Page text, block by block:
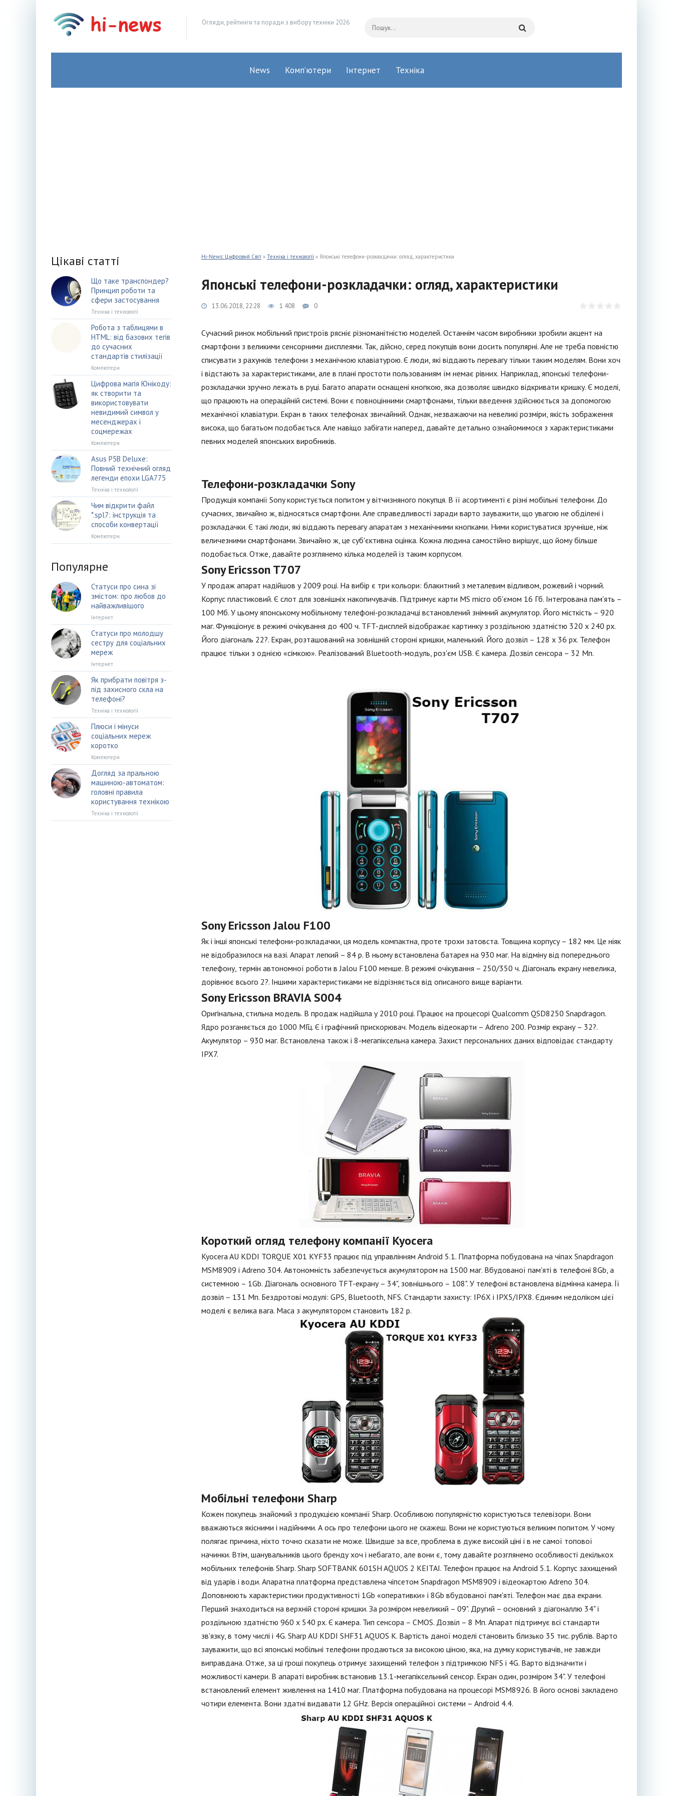
Огляди, рейтинги та поради з вибору техніки 2026
News Комп’ютери Інтернет Техніка
Hi-News: Цифровий Світ » Техніка і технології » Японські телефони-розкладачки: огляд, характеристики
Японські телефони-розкладачки: огляд, характеристики
13.06.2018, 22:28 1 408 0
Сучасний ринок мобільний пристроїв рясніє різноманітністю моделей. Останнім часом виробники зробили акцент на
смартфони з великими сенсорними дисплеями. Так, дійсно, серед покупців вони досить популярні. Але не треба повністю
списувати з рахунків телефони з механічною клавіатурою. Є люди, які віддають перевагу тільки таким моделям. Вони хоч
і відстають за характеристиками, але в плані простоти пользованиям їм немає рівних. Наприклад, японські телефони-
розкладачки зручно лежать в руці. Багато апарати оснащені кнопкою, яка дозволяє швидко відкривати кришку. Є моделі,
що працюють на операційній системі. Вони є повноцінними смартфонами, тільки введення здійснюється за допомогою
механічної клавіатури. Екран в таких телефонах звичайний. Однак, незважаючи на невеликі розміри, якість зображення
висока, що багатьом подобається. Але навіщо забігати наперед, давайте детально ознайомимося з характеристиками
певних моделей японських виробників.
Телефони-розкладачки Sony
Продукція компанії Sony користується попитом у вітчизняного покупця. В її асортименті є різні мобільні телефони. До
сучасних, звичайно ж, відносяться смартфони. Але справедливості заради варто зауважити, що увагою не обділені і
розкладачки. Є такі люди, які віддають перевагу апаратам з механічними кнопками. Ними користуватися зручніше, ніж
величезними смартфонами. Звичайно ж, це суб'єктивна оцінка. Кожна людина самостійно вирішує, що йому більше
подобається. Отже, давайте розглянемо кілька моделей із таким корпусом.
Sony Ericsson T707
У продаж апарат надійшов у 2009 році. На вибір є три кольори: блакитний з металевим відливом, рожевий і чорний.
Корпус пластиковий. Є слот для зовнішніх накопичувачів. Підтримує карти MS micro об'ємом 16 Гб. Інтегрована пам'ять –
100 Мб. У цьому японському мобільному телефоні-розкладачці встановлений знімний акумулятор. Його місткість – 920
маг. Функціонує в режимі очікування до 400 ч. TFT-дисплей відображає картинку з роздільною здатністю 320 x 240 рх.
Його діагональ 22?. Екран, розташований на зовнішній стороні кришки, маленький. Його дозвіл – 128 x 36 рх. Телефон
працює тільки з однією «сімкою». Реалізований Bluetooth-модуль, роз'єм USB. Є камера. Дозвіл сенсора – 32 Мп.
Sony Ericsson Jalou F100
Як і інші японські телефони-розкладачки, ця модель компактна, проте трохи затовста. Товщина корпусу – 182 мм. Це ніяк
не відобразилося на вазі. Апарат легкий – 84 р. В ньому встановлена батарея на 930 маг. На відміну від попереднього
телефону, термін автономної роботи в Jalou F100 менше. В режимі очікування – 250/350 ч. Діагональ екрану невелика,
дорівнює всього 2?. Іншими характеристиками не відрізняється від описаного вище варіанти.
Sony Ericsson BRAVIA S004
Оригінальна, стильна модель. В продаж надійшла у 2010 році. Працює на процесорі Qualcomm QSD8250 Snapdragon.
Ядро розганяється до 1000 МГц. Є і графічний прискорювач. Модель відеокарти – Adreno 200. Розмір екрану – 32?.
Акумулятор – 930 маг. Встановлена також і 8-мегапіксельна камера. Захист персональних даних відповідає стандарту
IPX7.
Короткий огляд телефону компанії Kyocera
Kyocera AU KDDI TORQUE X01 KYF33 працює під управлінням Android 5.1. Платформа побудована на чіпах Snapdragon
MSM8909 і Adreno 304. Автономність забезпечується акумулятором на 1500 маг. Вбудованої пам'яті в телефоні 8Gb, а
системною – 1Gb. Діагональ основного TFT-екрану – 34", зовнішнього – 108". У телефоні встановлена відмінна камера. Її
дозвіл – 131 Мп. Бездротові модулі: GPS, Bluetooth, NFS. Стандарти захисту: IP6X і IPX5/IPX8. Єдиним недоліком цієї
моделі є велика вага. Маса з акумулятором становить 182 р.
Мобільні телефони Sharp
Кожен покупець знайомий з продукцією компанії Sharp. Особливою популярністю користуються телевізори. Вони
вважаються якісними і надійними. А ось про телефони цього не скажеш. Вони не користуються великим попитом. У чому
полягає причина, ніхто точно сказати не може. Швидше за все, проблема в дуже високій ціні і в не самої топової
начинки. Втім, шанувальників цього бренду хоч і небагато, але вони є, тому давайте розглянемо особливості декількох
мобільних телефонів Sharp. Sharp SOFTBANK 601SH AQUOS 2 KEITAI. Телефон працює на Android 5.1. Корпус захищений
від ударів і води. Апаратна платформа представлена чіпсетом Snapdragon MSM8909 і відеокартою Adreno 304.
Доповнюють характеристики продуктивності 1Gb «оперативки» і 8Gb вбудованої пам'яті. Телефон має два екрани.
Перший знаходиться на верхній стороні кришки. За розміром невеликий – 09". Другий – основний з діагоналлю 34" і
роздільною здатністю 960 x 540 рх. Є камера. Тип сенсора – CMOS. Дозвіл – 8 Мп. Апарат підтримує всі стандарти
зв'язку, в тому числі і 4G. Sharp AU KDDI SHF31 AQUOS K. Вартість даної моделі становить близько 35 тис. рублів. Варто
зауважити, що всі японські мобільні телефони продаються за високою ціною, яка, на думку користувачів, не завжди
виправдана. Отже, за ці гроші покупець отримує захищений телефон з підтримкою NFS і 4G. Варто відзначити і
можливості камери. В апараті виробник встановив 13.1-мегапіксельний сенсор. Екран один, розміром 34". У телефоні
встановлений елемент живлення на 1410 маг. Платформа побудована на процесорі MSM8926. В його основі закладено
чотири елемента. Вони здатні видавати 12 GHz. Версія операційної системи – Android 4.4.
Цікаві статті
Що таке транспондер?
Принцип роботи та
сфери застосування
Техніка і технології
Робота з таблицями в
HTML: від базових тегів
до сучасних
стандартів стилізації
Компютери
Цифрова магія Юнікоду:
як створити та
використовувати
невидимий символ у
месенджерах і
соцмережах
Компютери
Asus P5B Deluxe:
Повний технічний огляд
легенди епохи LGA775
Техніка і технології
Чим відкрити файл
*.spl7: інструкція та
способи конвертації
Компютери
Популярне
Статуси про сина зі
змістом: про любов до
найважливішого
Інтернет
Статуси про молодшу
сестру для соціальних
мереж
Інтернет
Як прибрати повітря з-
під захисного скла на
телефоні?
Техніка і технології
Плюси і мінуси
соціальних мереж
коротко
Компютери
Догляд за пральною
машиною-автоматом:
головні правила
користування технікою
Техніка і технології